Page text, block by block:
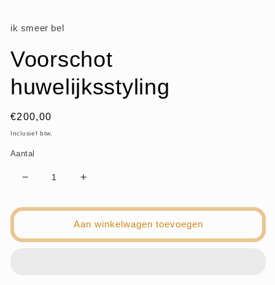
ik smeer bel
Voorschot
huwelijksstyling
Normale
prijs
€200,00
Inclusief btw.
Aantal
Aantal
voor
Aantal
voor
Voorschot
Aan winkelwagen toevoegen